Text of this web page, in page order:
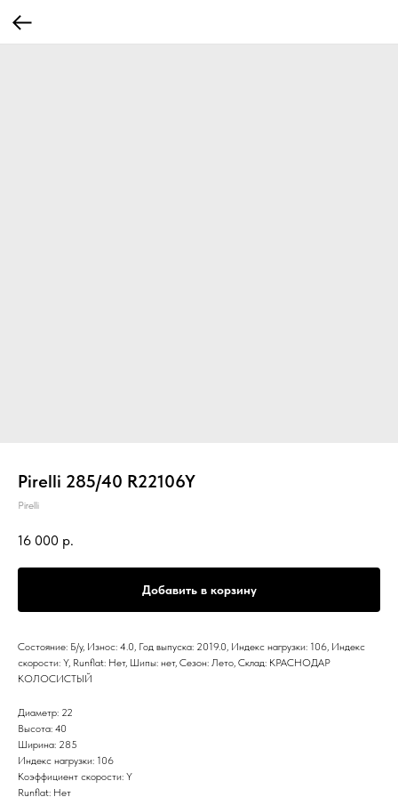
Pirelli 285/40 R22106Y
Pirelli
16 000 р.
Добавить в корзину
Состояние: Б/у, Износ: 4.0, Год выпуска: 2019.0, Индекс нагрузки: 106, Индекс
скорости: Y, Runflat: Нет, Шипы: нет, Сезон: Лето, Склад: КРАСНОДАР
КОЛОСИСТЫЙ
Диаметр: 22
Высота: 40
Ширина: 285
Индекс нагрузки: 106
Коэффициент скорости: Y
Runflat: Нет